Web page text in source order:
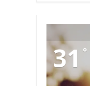
31 °